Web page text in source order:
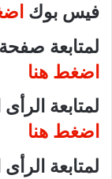
فيس بوك
لمتابعة
اضغط هنا
لمتابعة
اضغط هنا
لمتابعة